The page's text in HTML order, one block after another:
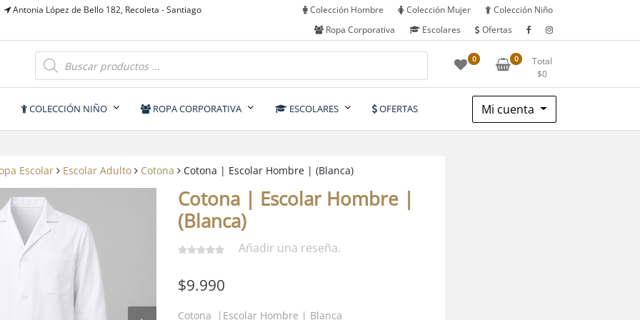
Antonia López de Bello 182, Recoleta - Santiago Colección Hombre Colección Mujer
Colección Niño
Ropa Corporativa
Escolares Ofertas
Búsqueda
de
productos
0 0
Total
$0
COLECCIÓN NIÑO ROPA CORPORATIVA ESCOLARES OFERTAS Mi cuenta
Escolar Escolar Adulto Cotona Cotona | Escolar Hombre | (Blanca)
Cotona | Escolar Hombre |
(Blanca)
Añadir una reseña.
$9.990
Cotona |Escolar Hombre | Blanca